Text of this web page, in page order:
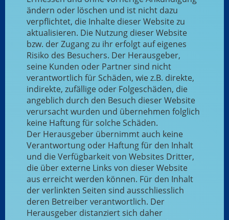
ändern oder löschen und ist nicht dazu
verpflichtet, die Inhalte dieser Website zu
aktualisieren. Die Nutzung dieser Website
bzw. der Zugang zu ihr erfolgt auf eigenes
Risiko des Besuchers. Der Herausgeber,
seine Kunden oder Partner sind nicht
verantwortlich für Schäden, wie z.B. direkte,
indirekte, zufällige oder Folgeschäden, die
angeblich durch den Besuch dieser Website
verursacht wurden und übernehmen folglich
keine Haftung für solche Schäden.
Der Herausgeber übernimmt auch keine
Verantwortung oder Haftung für den Inhalt
und die Verfügbarkeit von Websites Dritter,
die über externe Links von dieser Website
aus erreicht werden können. Für den Inhalt
der verlinkten Seiten sind ausschliesslich
deren Betreiber verantwortlich. Der
Herausgeber distanziert sich daher